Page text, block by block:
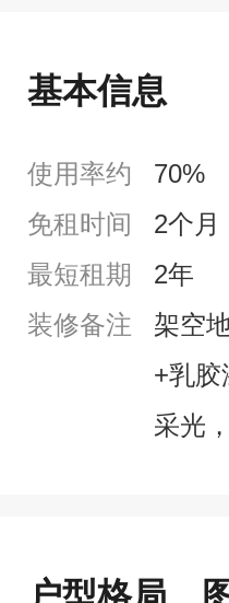
基本信息
使用率约 70%
免租时间
2个月
最短租期
2年
装修备注
架空
+乳胶
采光
户型格局、